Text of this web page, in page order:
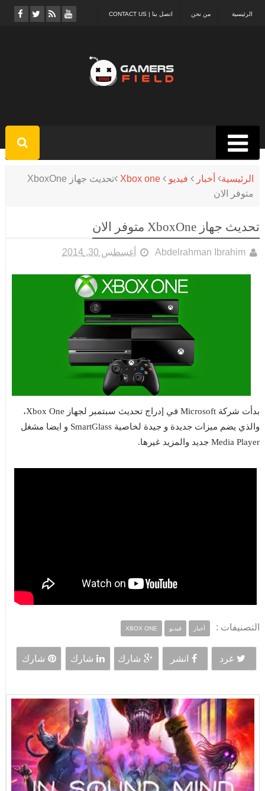
اتصل بنا | CONTACT US من نحن الرئيسية
الرئيسية أخبار فيديو Xbox one
تحديث جهاز XboxOne
متوفر الان
تحديث جهاز XboxOne متوفر الان
Abdelrahman Ibrahim أغسطس 30, 2014
بدأت شركة Microsoft في إدراج تحديث سبتمبر لجهاز Xbox One،
والذي يضم ميزات جديدة و جيدة لخاصية SmartGlass و ايضا مشغل
Media Player جديد والمزيد غيرها.
التصنيفات : أخبار فيديو XBOX ONE
غرد انشر شارك شارك شارك